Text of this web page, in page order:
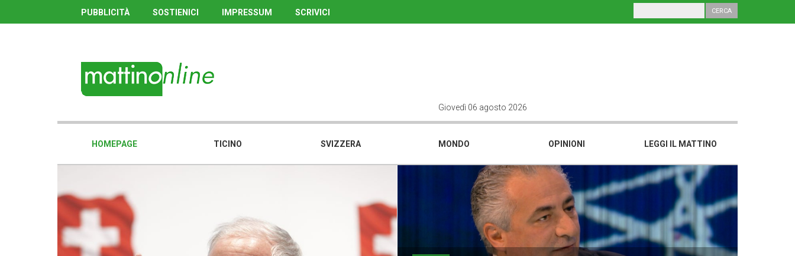
PUBBLICITÀ SOSTIENICI IMPRESSUM SCRIVICI
Giovedì 06 agosto 2026
HOMEPAGE TICINO SVIZZERA MONDO OPINIONI LEGGI IL MATTINO